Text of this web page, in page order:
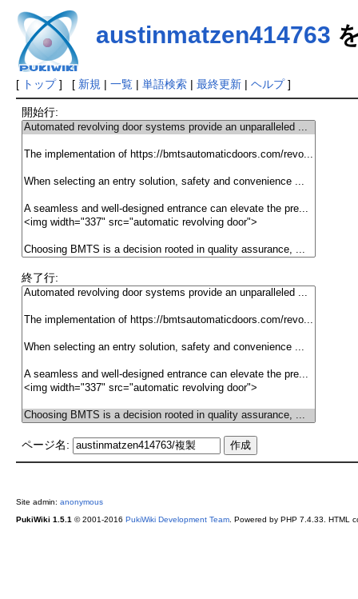
austinmatzen414763
[ トップ] [ 新規 | 一覧| 単語検索| 最終更新| ヘルプ]
開始行:
終了行:
ページ名:
Site admin: anonymous
PukiWiki 1.5.1 © 2001-2016 PukiWiki Development Team. Powered by PHP 7.4.33. HTML